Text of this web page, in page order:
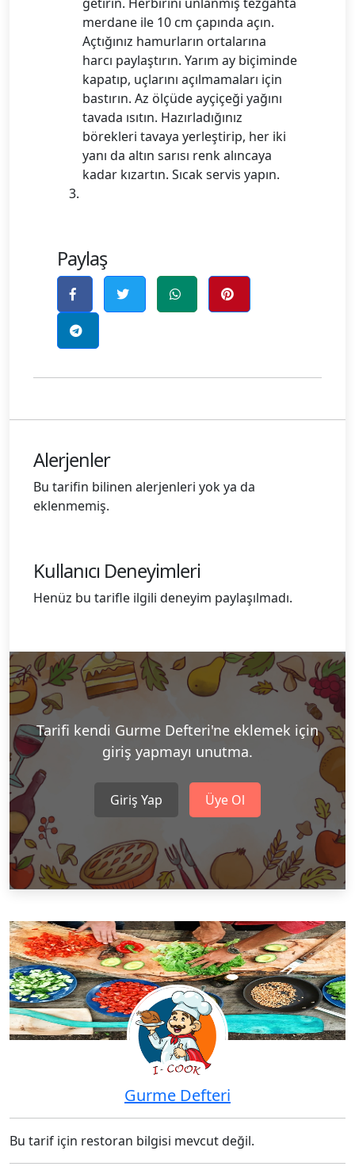
merdane ile 10 cm çapında açın.
Açtığınız hamurların ortalarına
harcı paylaştırın. Yarım ay biçiminde
kapatıp, uçlarını açılmamaları için
bastırın. Az ölçüde ayçiçeği yağını
tavada ısıtın. Hazırladığınız
börekleri tavaya yerleştirip, her iki
yanı da altın sarısı renk alıncaya
kadar kızartın. Sıcak servis yapın.
Paylaş
Alerjenler
Bu tarifin bilinen alerjenleri yok ya da
eklenmemiş.
Kullanıcı Deneyimleri
Henüz bu tarifle ilgili deneyim paylaşılmadı.
Tarifi kendi Gurme Defteri'ne eklemek için
giriş yapmayı unutma.
Giriş Yap Üye Ol
Gurme Defteri
Bu tarif için restoran bilgisi mevcut değil.